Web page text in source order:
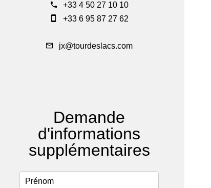
+33 4 50 27 10 10
+33 6 95 87 27 62
jx@tourdeslacs.com
Demande
d'informations
supplémentaires